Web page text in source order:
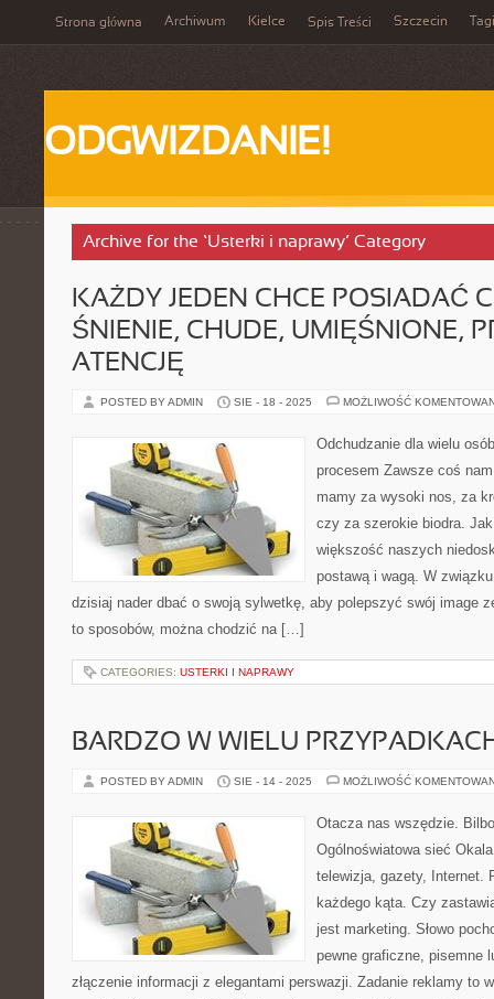
Strona główna Archiwum Kielce Spis Treści Szczecin Tagi
ODGWIZDANIE!
Archive for the ‘Usterki i naprawy’ Category
KAŻDY JEDEN CHCE POSIADAĆ
ŚNIENIE, CHUDE, UMIĘŚNIONE,
ATENCJĘ
POSTED BY ADMIN SIE - 18 - 2025 MOŻLIWOŚĆ
Odchudzanie dla wielu
procesem Zawsze coś
mamy za wysoki nos, za
czy za szerokie biodra.
większość naszych
postawą i wagą. W
dzisiaj nader dbać o swoją sylwetkę, aby polepszyć swój image
to sposobów, można chodzić na […]
CATEGORIES: USTERKI I NAPRAWY
BARDZO W WIELU
POSTED BY ADMIN SIE - 14 - 2025 MOŻLIWOŚĆ
Otacza nas wszędzie.
Ogólnoświatowa sieć
telewizja, gazety, Internet.
każdego kąta. Czy
jest marketing. Słowo
pewne graficzne, pisemne
złączenie informacji z elegantami perswazji. Zadanie reklamy to w